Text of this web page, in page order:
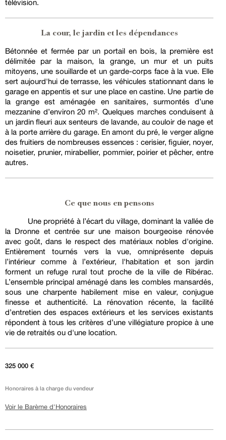
télévision.
La cour, le jardin et les dépendances
Bétonnée et fermée par un portail en bois, la première est
délimitée par la maison, la grange, un mur et un puits
mitoyens, une souillarde et un garde-corps face à la vue. Elle
sert aujourd'hui de terrasse, les véhicules stationnant dans le
garage en appentis et sur une place en castine. Une partie de
la grange est aménagée en sanitaires, surmontés d’une
mezzanine d’environ 20 m². Quelques marches conduisent à
un jardin fleuri aux senteurs de lavande, au couloir de nage et
à la porte arrière du garage. En amont du pré, le verger aligne
des fruitiers de nombreuses essences : cerisier, figuier, noyer,
noisetier, prunier, mirabellier, pommier, poirier et pêcher, entre
autres.
Ce que nous en pensons
Une propriété à l’écart du village, dominant la vallée de
la Dronne et centrée sur une maison bourgeoise rénovée
avec goût, dans le respect des matériaux nobles d'origine.
Entièrement tournés vers la vue, omniprésente depuis
l’intérieur comme à l’extérieur, l'habitation et son jardin
forment un refuge rural tout proche de la ville de Ribérac.
L’ensemble principal aménagé dans les combles mansardés,
sous une charpente habilement mise en valeur, conjugue
finesse et authenticité. La rénovation récente, la facilité
d’entretien des espaces extérieurs et les services existants
répondent à tous les critères d’une villégiature propice à une
vie de retraités ou d'une location.
325 000 €
Honoraires à la charge du vendeur
Voir le Barème d'Honoraires